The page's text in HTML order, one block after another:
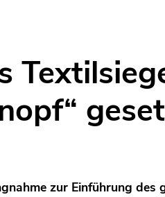
zur Einführung des